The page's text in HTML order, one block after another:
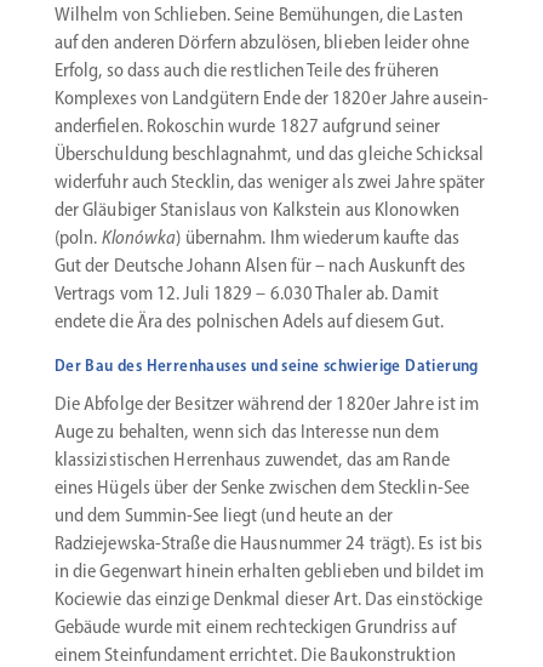
Wilhelm von Schlieben. Seine Bemühungen, die Lasten
auf den anderen Dörfern abzulösen, blieben leider ohne
Erfolg, so dass auch die restlichen Teile des früheren
Komplexes von Landgütern Ende der 1820er Jahre ausein­
an­der­fielen. Rokoschin wurde 1827 aufgrund seiner
Überschuldung beschlag­nahmt, und das gleiche Schicksal
widerfuhr auch Stecklin, das weniger als zwei Jahre später
der Gläubiger Stanislaus von Kalkstein aus Klonowken
(poln. Klonówka) übernahm. Ihm wiederum kaufte das
Gut der Deutsche Johann Alsen für – nach Auskunft des
Vertrags vom 12. Juli 1829 – 6.030 Thaler ab. Damit
endete die Ära des polni­schen Adels auf diesem Gut.
Der Bau des Herrenhauses und seine schwierige Datierung
Die Abfolge der Besitzer während der 1820er Jahre ist im
Auge zu behalten, wenn sich das Interesse nun dem
klassi­zis­ti­schen Herrenhaus zuwendet, das am Rande
eines Hügels über der Senke zwischen dem Stecklin-See
und dem Summin-See liegt (und heute an der
Radziejewska-Straße die Hausnummer 24 trägt). Es ist bis
in die Gegenwart hinein erhalten geblieben und bildet im
Kociewie das einzige Denkmal dieser Art. Das einstö­ckige
Gebäude wurde mit einem recht­eckigen Grundriss auf
einem Stein­fun­dament errichtet. Die Baukon­struktion